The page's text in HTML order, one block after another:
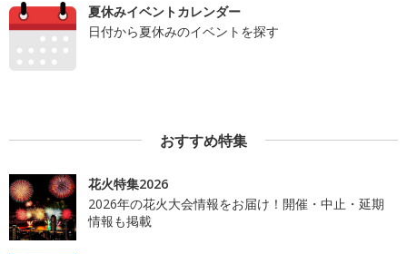
夏休みイベントカレンダー
日付から夏休みのイベントを探す
おすすめ特集
花火特集2026
2026年の花火大会情報をお届け！開催・中止・延期
情報も掲載